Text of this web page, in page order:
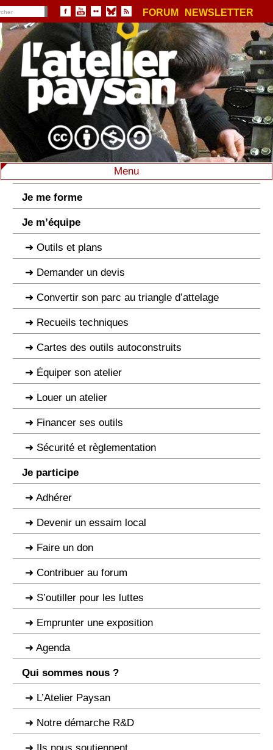
FORUM NEWSLETTER
Menu
Je me forme
Je m’équipe
Outils et plans
Demander un devis
Convertir son parc au triangle d’attelage
Recueils techniques
Cartes des outils autoconstruits
Équiper son atelier
Louer un atelier
Financer ses outils
Sécurité et règlementation
Je participe
Adhérer
Devenir un essaim local
Faire un don
Contribuer au forum
S’outiller pour les luttes
Emprunter une exposition
Agenda
Qui sommes nous ?
L’Atelier Paysan
Notre démarche R&D